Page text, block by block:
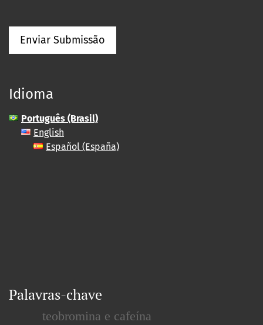
Enviar Submissão
Idioma
Português (Brasil)
English
Español (España)
Palavras-chave
teobromina e cafeína